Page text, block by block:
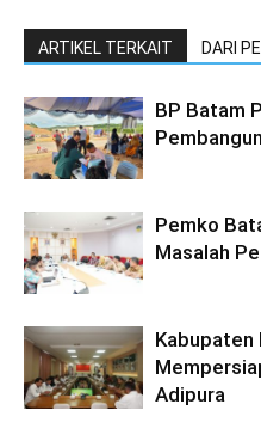
ARTIKEL TERKAIT DARI
BP Batam
Pemko
Masalah
Kabupaten
Adipura